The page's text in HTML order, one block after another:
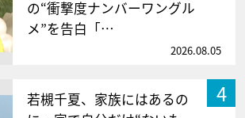
の“衝撃度ナンバーワングル
メ”を告白「…
2026.08.05
4
若槻千夏、家族にはあるの